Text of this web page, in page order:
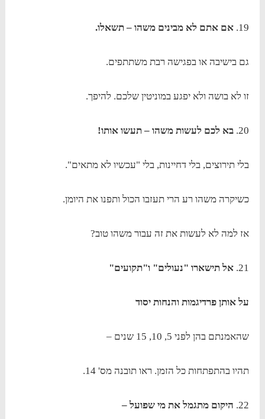
19. אם אתם לא מבינים משהו – תשאלו.
גם בישיבה או בפגישה רבת משתתפים.
זו לא בושה ולא יפגע במוניטין שלכם. להיפך.
20. בא לכם לעשות משהו – תעשו אותו!
בלי תירוצים, בלי דחיינות, בלי "עכשיו לא מתאים".
כשיקרה משהו רע הרי תעזבו הכול ותפנו את היומן.
אז למה לא לעשות את זה עבור משהו טוב?
21. אל תישארו "נעולים" ו"תקועים"
על אותן פרדיגמות והנחות יסוד
שהאמנתם בהן לפני 5, 10, 15 שנים –
תהיו בהתפתחות כל הזמן. ראו תובנה מס' 14.
22. היקום מתגמל את מי שפועל –